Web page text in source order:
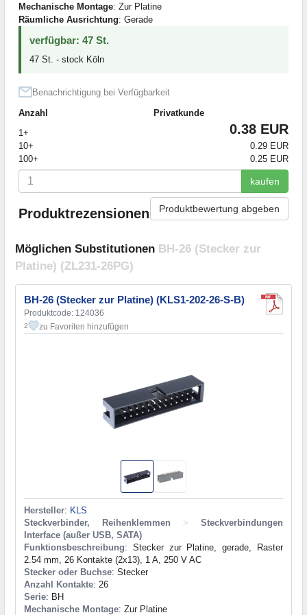
Mechanische Montage: Zur Platine
Räumliche Ausrichtung: Gerade
verfügbar: 47 St.
47 St. - stock Köln
Benachrichtigung bei Verfügbarkeit
Anzahl
Privatkunde
1+
0.38 EUR
10+
0.29 EUR
100+
0.25 EUR
kaufen
Produktrezensionen Produktbewertung abgeben
Möglichen Substitutionen BH-26 (Stecker zur
Platine) (ZL231-26PG)
BH-26 (Stecker zur Platine) (KLS1-202-26-S-B)
Produktcode: 124036
2 zu Favoriten hinzufügen
Hersteller: KLS
Steckverbinder, Reihenklemmen
>
Steckverbindungen
Interface (außer USB, SATA)
Funktionsbeschreibung: Stecker zur Platine, gerade, Raster
2.54 mm, 26 Kontakte (2x13), 1 A, 250 V AC
Stecker oder Buchse: Stecker
Anzahl Kontakte: 26
Serie: BH
Mechanische Montage: Zur Platine